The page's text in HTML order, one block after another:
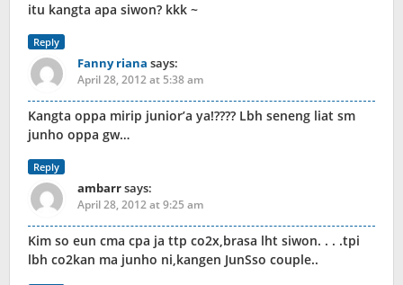
itu kangta apa siwon? kkk ~
Reply
Fanny riana says:
April 28, 2012 at 5:38 am
Kangta oppa mirip junior’a ya!???? Lbh seneng liat sm
junho oppa gw…
Reply
ambarrsays:
April 28, 2012 at 9:25 am
Kim so eun cma cpa ja ttp co2x,brasa lht siwon. . . .tpi
lbh co2kan ma junho ni,kangen JunSso couple..